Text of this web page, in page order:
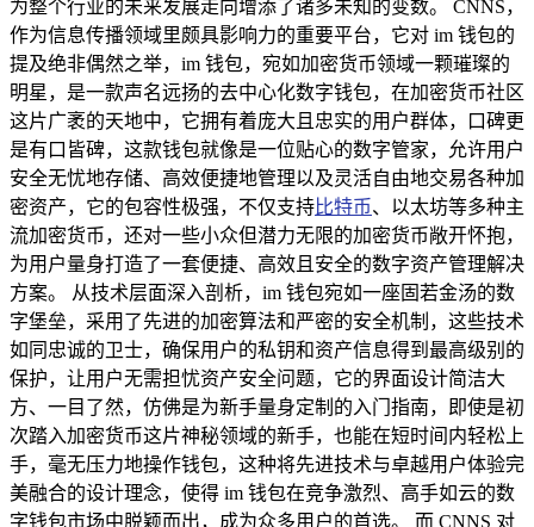
为整个行业的未来发展走向增添了诸多未知的变数。 CNNS，
作为信息传播领域里颇具影响力的重要平台，它对 im 钱包的
提及绝非偶然之举，im 钱包，宛如加密货币领域一颗璀璨的
明星，是一款声名远扬的去中心化数字钱包，在加密货币社区
这片广袤的天地中，它拥有着庞大且忠实的用户群体，口碑更
是有口皆碑，这款钱包就像是一位贴心的数字管家，允许用户
安全无忧地存储、高效便捷地管理以及灵活自由地交易各种加
密资产，它的包容性极强，不仅支持比特币、以太坊等多种主
流加密货币，还对一些小众但潜力无限的加密货币敞开怀抱，
为用户量身打造了一套便捷、高效且安全的数字资产管理解决
方案。 从技术层面深入剖析，im 钱包宛如一座固若金汤的数
字堡垒，采用了先进的加密算法和严密的安全机制，这些技术
如同忠诚的卫士，确保用户的私钥和资产信息得到最高级别的
保护，让用户无需担忧资产安全问题，它的界面设计简洁大
方、一目了然，仿佛是为新手量身定制的入门指南，即使是初
次踏入加密货币这片神秘领域的新手，也能在短时间内轻松上
手，毫无压力地操作钱包，这种将先进技术与卓越用户体验完
美融合的设计理念，使得 im 钱包在竞争激烈、高手如云的数
字钱包市场中脱颖而出，成为众多用户的首选。 而 CNNS 对